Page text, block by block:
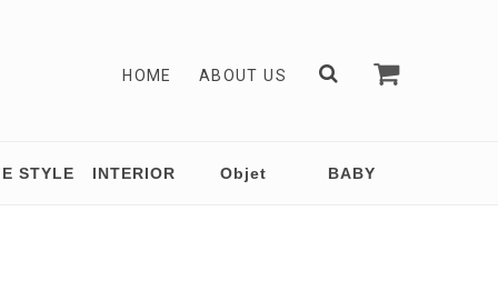
HOME ABOUT US
STYLE INTERIOR Objet BABY